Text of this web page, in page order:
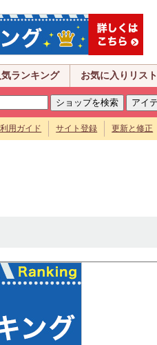
気ランキング お気に入りリスト
用ガイド サイト登録 更新と修正